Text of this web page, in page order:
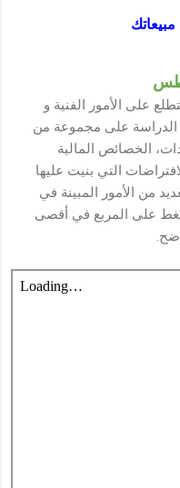
على الأمور الفنية و
الدراسة على مجموعة من
الخصائص المالية
التي بنيت عليها
من الأمور المبينة في
على المربع في أقصى